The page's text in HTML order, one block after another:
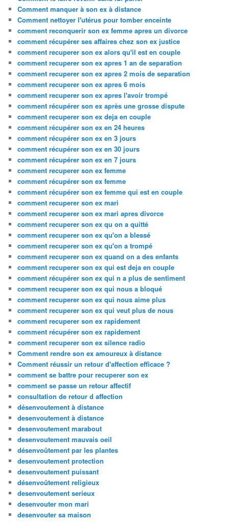
Comment manquer à son ex à distance
Comment nettoyer l'utérus pour tomber enceinte
comment reconquerir son ex femme apres un divorce
comment récupérer ses affaires chez son ex justice
comment recuperer son ex alors qu'il est en couple
comment recuperer son ex apres 1 an de separation
comment recuperer son ex apres 2 mois de separation
comment recuperer son ex apres 6 mois
comment recuperer son ex apres l'avoir trompé
comment récupérer son ex après une grosse dispute
comment recuperer son ex deja en couple
comment récupérer son ex en 24 heures
comment récupérer son ex en 3 jours
comment récupérer son ex en 30 jours
comment récupérer son ex en 7 jours
comment recuperer son ex femme
comment récupérer son ex femme
comment récupérer son ex femme qui est en couple
comment recuperer son ex mari
comment recuperer son ex mari apres divorce
comment recuperer son ex qu on a quitté
comment recuperer son ex qu'on a blessé
comment recuperer son ex qu'on a trompé
comment recuperer son ex quand on a des enfants
comment recuperer son ex qui est deja en couple
comment récupérer son ex qui n a plus de sentiment
comment recuperer son ex qui nous a bloqué
comment recuperer son ex qui nous aime plus
comment recuperer son ex qui veut plus de nous
comment recuperer son ex rapidement
comment récupérer son ex rapidement
comment recuperer son ex silence radio
Comment rendre son ex amoureux à distance
Comment réussir un retour d'affection efficace ?
comment se battre pour recuperer son ex
comment se passe un retour affectif
consultation de retour d affection
désenvoutement à distance
desenvoutement à distance
desenvoutement marabout
desenvoutement mauvais oeil
désenvoûtement par les plantes
desenvoutement protection
desenvoutement puissant
désenvoûtement religieux
desenvoutement serieux
desenvouter mon mari
desenvouter sa maison